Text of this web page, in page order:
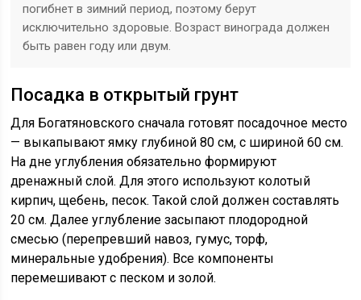
погибнет в зимний период, поэтому берут
исключительно здоровые. Возраст винограда должен
быть равен году или двум.
Посадка в открытый грунт
Для Богатяновского сначала готовят посадочное место
— выкапывают ямку глубиной 80 см, с шириной 60 см.
На дне углубления обязательно формируют
дренажный слой. Для этого используют колотый
кирпич, щебень, песок. Такой слой должен составлять
20 см. Далее углубление засыпают плодородной
смесью (перепревший навоз, гумус, торф,
минеральные удобрения). Все компоненты
перемешивают с песком и золой.